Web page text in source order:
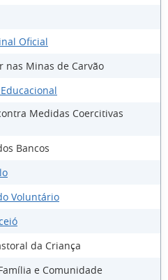
Oficial
nas Minas de Carvão
Medidas Coercitivas
Bancos
Voluntário
da Criança
e Comunidade